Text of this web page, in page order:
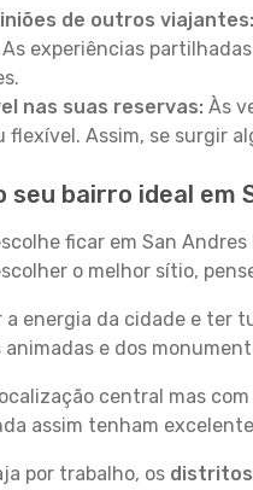
de outros viajantes:
experiências
nas suas reservas: Às
flexível. Assim, se surgir
seu bairro ideal em
ficar em San
o melhor sítio,
energia da cidade e ter
animadas e dos
central mas
assim tenham
por trabalho, os distritos